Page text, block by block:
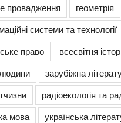
провадження
геометрія
системи та технології
право
всесвітня
зарубіжна
радіоекологія та
мова
українська